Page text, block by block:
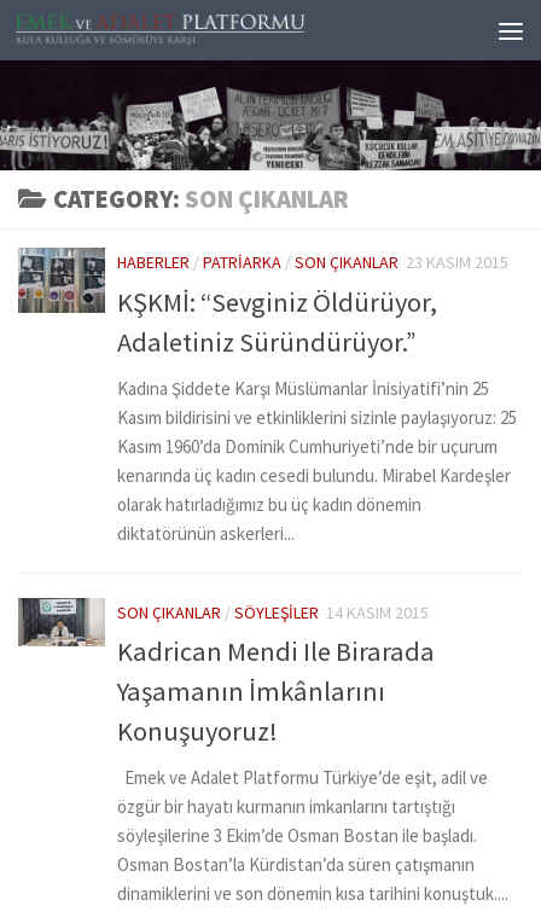
Skip to content
CATEGORY: SON ÇIKANLAR
HABERLER /PATRIARKA /SON ÇIKANLAR 23 KASIM 2015
KŞKMİ: “Sevginiz Öldürüyor,
Adaletiniz Süründürüyor.”
Kadına Şiddete Karşı Müslümanlar İnisiyatifi’nin 25
Kasım bildirisini ve etkinliklerini sizinle paylaşıyoruz: 25
Kasım 1960’da Dominik Cumhuriyeti’nde bir uçurum
kenarında üç kadın cesedi bulundu. Mirabel Kardeşler
olarak hatırladığımız bu üç kadın dönemin
diktatörünün askerleri...
SON ÇIKANLAR /SÖYLEŞILER 14 KASIM 2015
Kadrican Mendi Ile Birarada
Yaşamanın İmkânlarını
Konuşuyoruz!
Emek ve Adalet Platformu Türkiye’de eşit, adil ve
özgür bir hayatı kurmanın imkanlarını tartıştığı
söyleşilerine 3 Ekim’de Osman Bostan ile başladı.
Osman Bostan’la Kürdistan’da süren çatışmanın
dinamiklerini ve son dönemin kısa tarihini konuştuk....